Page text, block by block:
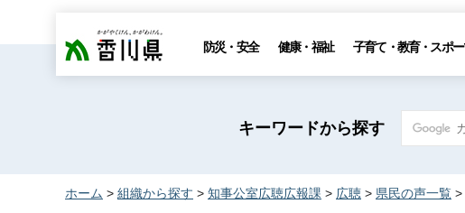
香川県 防災・安全 健康・福祉 子育て・教育・スポ
キーワードから探す
ホーム > 組織から探す > 知事公室広聴広報課 > 広聴 > 県民の声一覧 >